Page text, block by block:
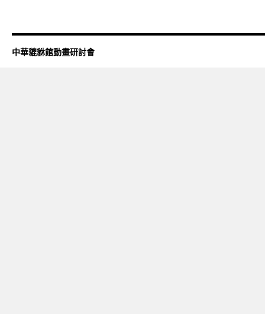
中華貔貅館動畫研討會